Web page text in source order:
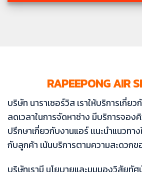
RAPEEPONG AIR
บริษัท นาราเซอร์วิส เราให้บริการเกี่ย
ลดเวลาในการจัดหาช่าง มีบริการจอง
ปรึกษาเกี่ยวกับงานแอร์ เเนะนำแนวทา
กับลูกค้า เน้นบริการตามความสะดวก
บริษัทเรามี นโยบายและมุมมองวิสัยทั